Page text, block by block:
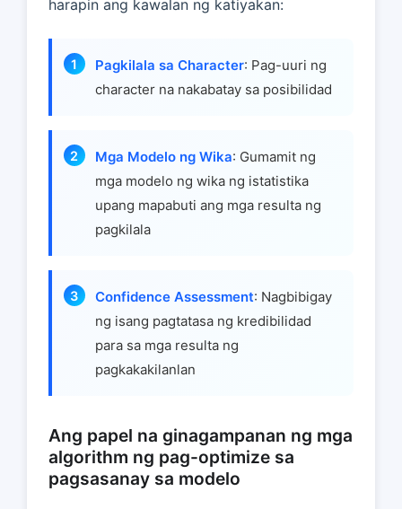
harapin ang kawalan ng katiyakan:
Pagkilala sa Character: Pag-uuri ng
character na nakabatay sa posibilidad
Mga Modelo ng Wika: Gumamit ng
mga modelo ng wika ng istatistika
upang mapabuti ang mga resulta ng
pagkilala
Confidence Assessment: Nagbibigay
ng isang pagtatasa ng kredibilidad
para sa mga resulta ng
pagkakakilanlan
Ang papel na ginagampanan ng mga
algorithm ng pag-optimize sa
pagsasanay sa modelo